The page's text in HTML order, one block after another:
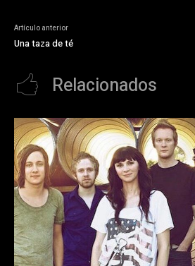
Artículo anterior
Una taza de té
Relacionados